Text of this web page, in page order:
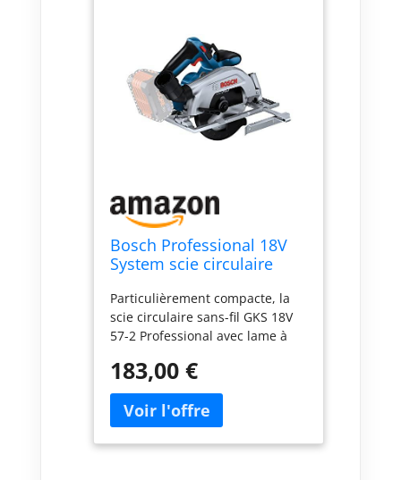
Bosch Professional 18V
System scie circulaire
(lame de 165 mm,
capacité de coupe de 57
mm)
Particulièrement compacte, la
scie circulaire sans-fil GKS 18V
57-2 Professional avec lame à
remarquables avec son puissant
moteur sans charbons Bonne
protection de la santé de
l’utilisateur grâce au raccord
d’aspiration compatible avec
183,00 €